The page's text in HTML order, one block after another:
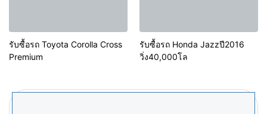
รับซื้อรถ Toyota Corolla Cross
Premium
รับซื้อรถ Honda Jazzปี2016
วิ่ง40,000โล
ค้นหา